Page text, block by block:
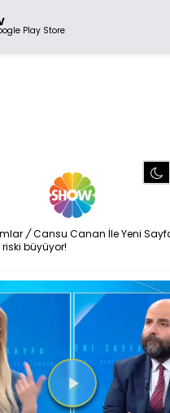
Play Store
/ Cansu Canan İle Yeni
riski büyüyor!